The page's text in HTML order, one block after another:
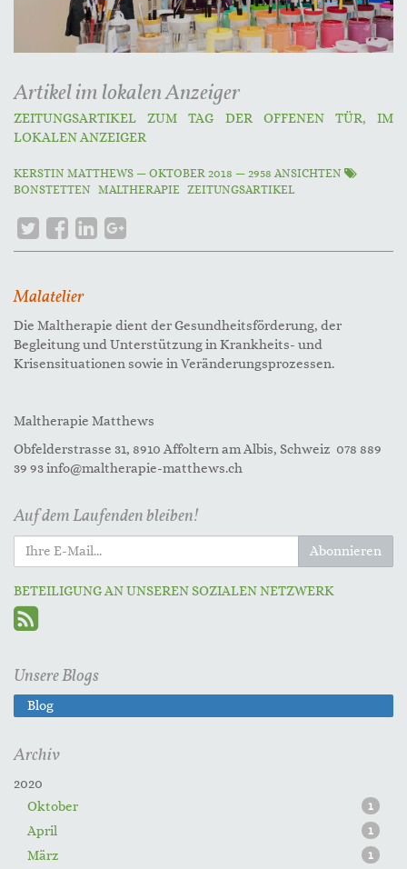
Artikel im lokalen Anzeiger
ZEITUNGSARTIKEL ZUM TAG DER OFFENEN TÜR, IM
LOKALEN ANZEIGER
KERSTIN MATTHEWS — OKTOBER 2018 — 2958 ANSICHTEN
BONSTETTEN MALTHERAPIE ZEITUNGSARTIKEL
Malatelier
Die Maltherapie dient der Gesundheitsförderung, der
Begleitung und Unterstützung in Krankheits- und
Krisensituationen sowie in Veränderungsprozessen.
Maltherapie Matthews
Obfelderstrasse 31, 8910 Affoltern am Albis, Schweiz 078 889
39 93 info@maltherapie-matthews.ch
Auf dem Laufenden bleiben!
Abonnieren
BETEILIGUNG AN UNSEREN SOZIALEN NETZWERK
Unsere Blogs
Blog
Archiv
2020
Oktober
1
April 1
März 1